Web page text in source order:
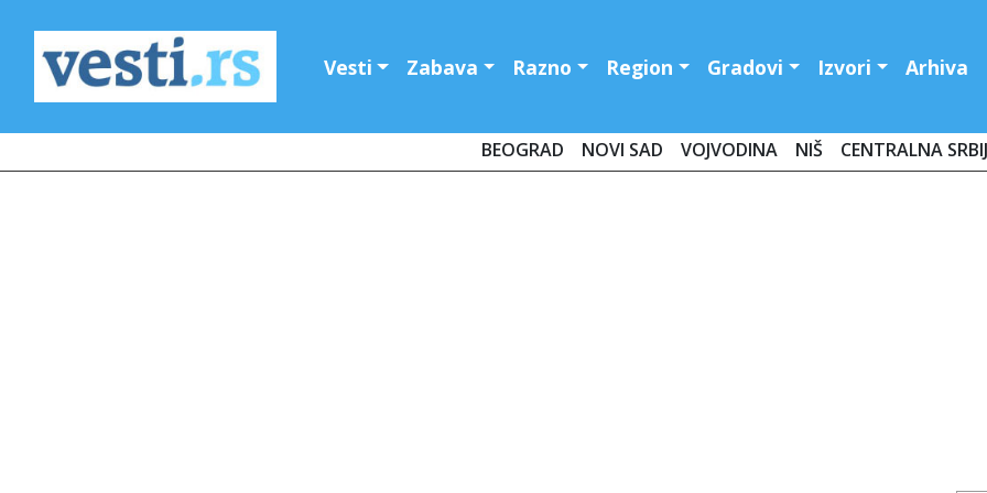
Vesti Zabava Razno Region Gradovi Izvori Arhiva
BEOGRAD NOVI SAD VOJVODINA NIŠ CENTRALNA